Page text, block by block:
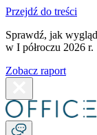
Przejdź do treści
Sprawdź, jak
w I półroczu 2026 r.
Zobacz raport